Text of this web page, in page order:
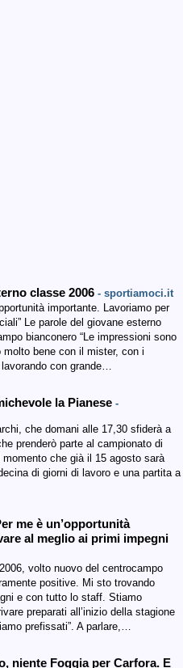
classe 2006 - sportiamoci.it
importante. Lavoriamo per
Le parole del giovane esterno
bianconero “Le impressioni sono
bene con il mister, con i
con grande…
la Pianese -
che domani alle 17,30 sfiderà a
prenderò parte al campionato di
che già il 15 agosto sarà
di giorni di lavoro e una partita a
me è un’opportunità
al meglio ai primi impegni
volto nuovo del centrocampo
positive. Mi sto trovando
e con tutto lo staff. Stiamo
preparati all’inizio della stagione
prefissati”. A parlare,…
niente Foggia per Carfora. E